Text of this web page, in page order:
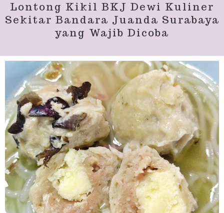
Lontong Kikil BKJ Dewi Kuliner
Sekitar Bandara Juanda Surabaya
yang Wajib Dicoba